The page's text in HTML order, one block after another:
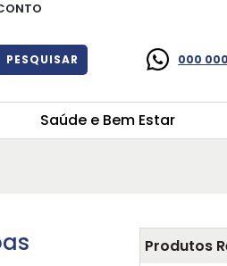
PESQUISAR 000
Saúde e Bem Estar
Produtos